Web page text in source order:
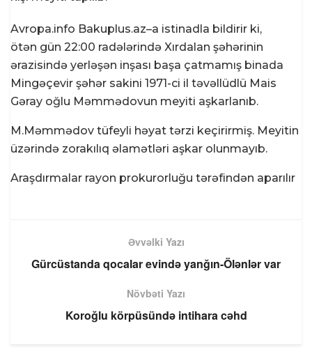
Avropa.info Bakuplus.az–a istinadla bildirir ki,
ötən gün 22:00 radələrində Xırdalan şəhərinin
ərazisində yerləşən inşası başa çatmamış binada
Mingəçevir şəhər sakini 1971-ci il təvəllüdlü Mais
Gəray oğlu Məmmədovun meyiti aşkarlanıb.
M.Məmmədov tüfeyli həyat tərzi keçirirmiş. Meyitin
üzərində zorakılıq əlamətləri aşkar olunmayıb.
Araşdırmalar rayon prokurorluğu tərəfindən aparılır
Əvvəlki Yazı
Gürcüstanda qocalar evində yanğın-Ölənlər var
Növbəti Yazı
Koroğlu körpüsündə intihara cəhd